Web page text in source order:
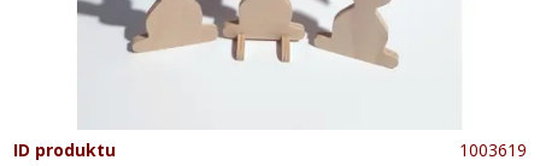
ID produktu 1003619